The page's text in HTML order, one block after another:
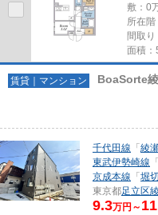
敷：0
所在
間取
面積：
賃貸｜マンション BoaSorte
千代田線 「 綾
東武伊勢崎線 「
京成本線 「 堀
東京都足立区
9.3万円～